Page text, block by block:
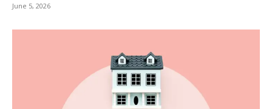
June 5, 2026